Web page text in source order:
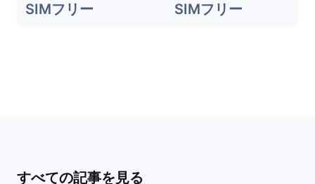
SIMフリー SIMフリー
すべての記事を見る